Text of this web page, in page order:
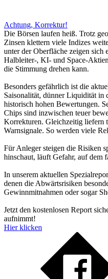
Achtung, Korrektur!
Die Börsen laufen heiß. Trotz
Zinsen klettern viele Indizes
unter der Oberfläche zeigen sich
Halbleiter-, KI- und Space-
die Stimmung drehen kann.
Besonders gefährlich ist die
Saisonalität, dünner Liquidität in
historisch hohen Bewertungen.
Chips sind inzwischen teuer
Korrekturen. Gleichzeitig liefern
Warnsignale. So werden viele
Für Anleger steigen die Risiken
hinschaut, läuft Gefahr, auf dem
In unserem aktuellen
denen die Abwärtsrisiken
Gewinnmitnahmen oder sogar
Jetzt den kostenlosen Report
aufnimmt!
Hier klicken